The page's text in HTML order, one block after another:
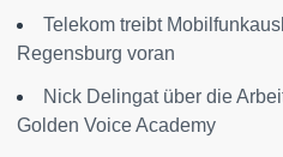
Telekom treibt
Regensburg voran
Nick Delingat über die
Golden Voice Academy